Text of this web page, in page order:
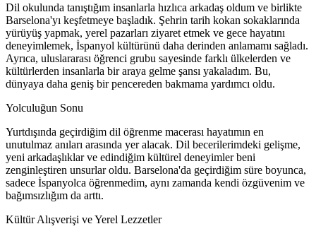
Dil okulunda tanıştığım insanlarla hızlıca arkadaş oldum ve birlikte
Barselona'yı keşfetmeye başladık. Şehrin tarih kokan sokaklarında
yürüyüş yapmak, yerel pazarları ziyaret etmek ve gece hayatını
deneyimlemek, İspanyol kültürünü daha derinden anlamamı sağladı.
Ayrıca, uluslararası öğrenci grubu sayesinde farklı ülkelerden ve
kültürlerden insanlarla bir araya gelme şansı yakaladım. Bu,
dünyaya daha geniş bir pencereden bakmama yardımcı oldu.
Yolculuğun Sonu
Yurtdışında geçirdiğim dil öğrenme macerası hayatımın en
unutulmaz anıları arasında yer alacak. Dil becerilerimdeki gelişme,
yeni arkadaşlıklar ve edindiğim kültürel deneyimler beni
zenginleştiren unsurlar oldu. Barselona'da geçirdiğim süre boyunca,
sadece İspanyolca öğrenmedim, aynı zamanda kendi özgüvenim ve
bağımsızlığım da arttı.
Kültür Alışverişi ve Yerel Lezzetler